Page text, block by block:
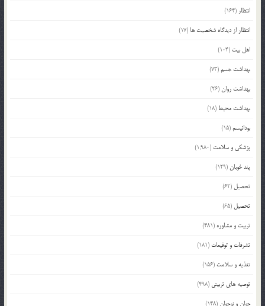
انتظار (164)
انتظار از دیدگاه شخصیت ها (17)
اهل بیت (104)
بهداشت جسم(73)
بهداشت روان(26)
بهداشت محیط (18)
بودائیسم(15)
پزشکی و سلامت (1,980)
پند خوبان(129)
تحصیل (62)
تحصیل (65)
تربیت و مشاوره (481)
تشرفات و توقیعات (181)
تغذیه و سلامت (156)
توصیه های تربیتی (498)
جوان و نوجوان(148)